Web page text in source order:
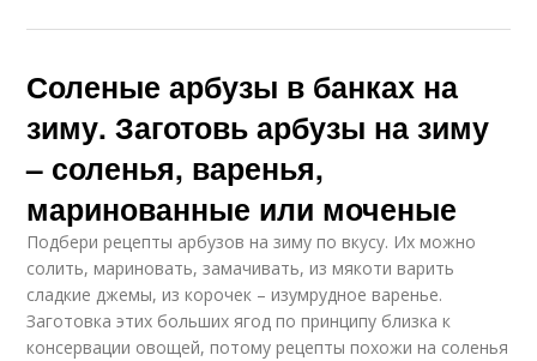
Соленые арбузы в банках на
зиму. Заготовь арбузы на зиму
– соленья, варенья,
маринованные или моченые
Подбери рецепты арбузов на зиму по вкусу. Их можно
солить, мариновать, замачивать, из мякоти варить
сладкие джемы, из корочек – изумрудное варенье.
Заготовка этих больших ягод по принципу близка к
консервации овощей, потому рецепты похожи на соленья